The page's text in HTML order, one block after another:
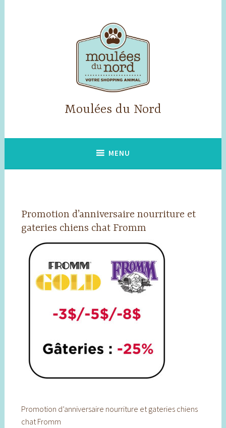
Moulées du Nord
MENU
Promotion d’anniversaire nourriture et
gateries chiens chat Fromm
Promotion d’anniversaire nourriture et gateries chiens
chat Fromm